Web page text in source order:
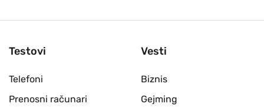
Testovi
Telefoni
Prenosni računari
Vesti
Biznis
Gejming